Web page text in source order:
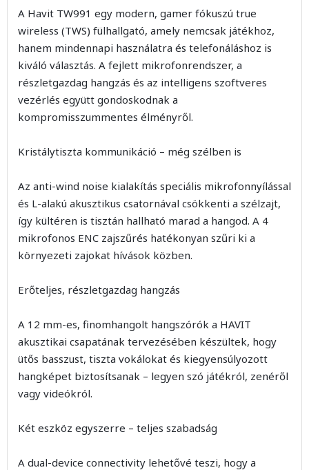
A Havit TW991 egy modern, gamer fókuszú true
wireless (TWS) fülhallgató, amely nemcsak játékhoz,
hanem mindennapi használatra és telefonáláshoz is
kiváló választás. A fejlett mikrofonrendszer, a
részletgazdag hangzás és az intelligens szoftveres
vezérlés együtt gondoskodnak a
kompromisszummentes élményről.
Kristálytiszta kommunikáció – még szélben is
Az anti-wind noise kialakítás speciális mikrofonnyílással
és L-alakú akusztikus csatornával csökkenti a szélzajt,
így kültéren is tisztán hallható marad a hangod. A 4
mikrofonos ENC zajszűrés hatékonyan szűri ki a
környezeti zajokat hívások közben.
Erőteljes, részletgazdag hangzás
A 12 mm-es, finomhangolt hangszórók a HAVIT
akusztikai csapatának tervezésében készültek, hogy
ütős basszust, tiszta vokálokat és kiegyensúlyozott
hangképet biztosítsanak – legyen szó játékról, zenéről
vagy videókról.
Két eszköz egyszerre – teljes szabadság
A dual-device connectivity lehetővé teszi, hogy a